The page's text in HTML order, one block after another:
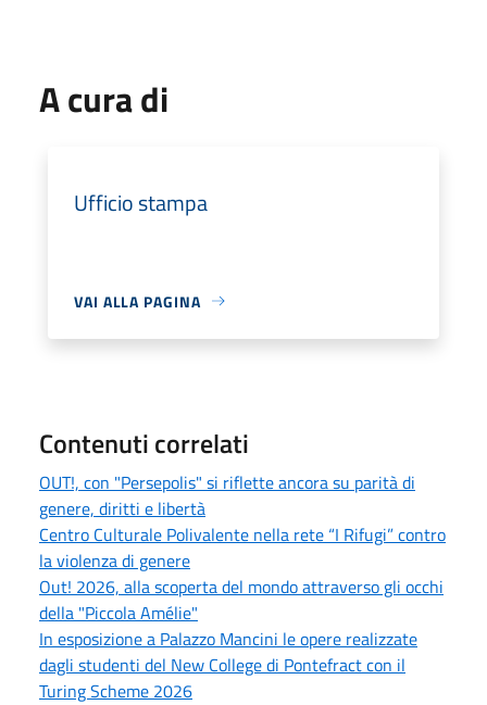
A cura di
Ufficio stampa
VAI ALLA PAGINA
Contenuti correlati
OUT!, con "Persepolis" si riflette ancora su parità di
genere, diritti e libertà
Centro Culturale Polivalente nella rete “I Rifugi” contro
la violenza di genere
Out! 2026, alla scoperta del mondo attraverso gli occhi
della "Piccola Amélie"
In esposizione a Palazzo Mancini le opere realizzate
dagli studenti del New College di Pontefract con il
Turing Scheme 2026